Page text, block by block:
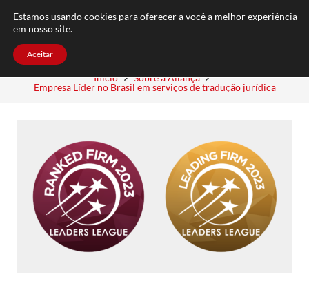
FAQ TRABALHE CONOSCO CONTATO
Início
Sobre a Aliança
Empresa Líder no Brasil em serviços de tradução jurídica
Estamos usando cookies para oferecer a você a melhor experiência
em nosso site.
Aceitar